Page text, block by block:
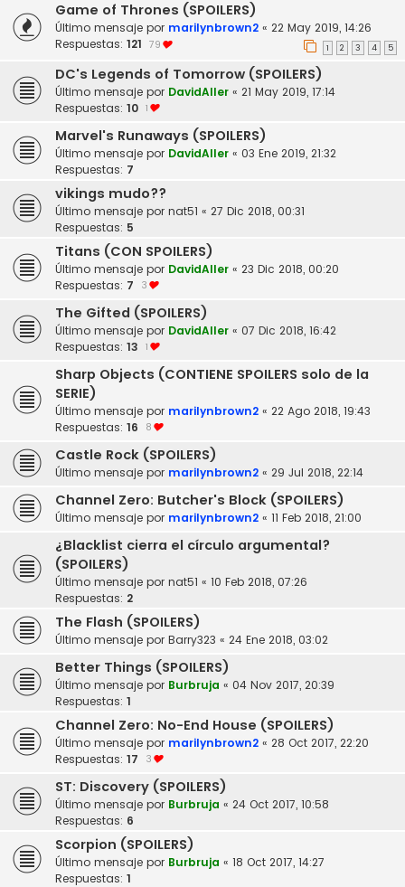
Game of Thrones (SPOILERS)
Último mensaje por marilynbrown2 « 22 May 2019, 14:26
Respuestas: 121 1 2 3 4 5
79
DC's Legends of Tomorrow (SPOILERS)
Último mensaje por DavidAller « 21 May 2019, 17:14
Respuestas: 10 1
Marvel's Runaways (SPOILERS)
Último mensaje por DavidAller « 03 Ene 2019, 21:32
Respuestas: 7
vikings mudo??
Último mensaje por nat51 « 27 Dic 2018, 00:31
Respuestas: 5
Titans (CON SPOILERS)
Último mensaje por DavidAller « 23 Dic 2018, 00:20
Respuestas: 7 3
The Gifted (SPOILERS)
Último mensaje por DavidAller « 07 Dic 2018, 16:42
Respuestas: 13 1
Sharp Objects (CONTIENE SPOILERS solo de la
SERIE)
Último mensaje por marilynbrown2 « 22 Ago 2018, 19:43
Respuestas: 16 8
Castle Rock (SPOILERS)
Último mensaje por marilynbrown2 « 29 Jul 2018, 22:14
Channel Zero: Butcher's Block (SPOILERS)
Último mensaje por marilynbrown2 « 11 Feb 2018, 21:00
¿Blacklist cierra el círculo argumental?
(SPOILERS)
Último mensaje por nat51 « 10 Feb 2018, 07:26
Respuestas: 2
The Flash (SPOILERS)
Último mensaje por Barry323 « 24 Ene 2018, 03:02
Better Things (SPOILERS)
Último mensaje por Burbruja « 04 Nov 2017, 20:39
Respuestas: 1
Channel Zero: No-End House (SPOILERS)
Último mensaje por marilynbrown2 « 28 Oct 2017, 22:20
Respuestas: 17 3
ST: Discovery (SPOILERS)
Último mensaje por Burbruja « 24 Oct 2017, 10:58
Respuestas: 6
Scorpion (SPOILERS)
Último mensaje por Burbruja « 18 Oct 2017, 14:27
Respuestas: 1